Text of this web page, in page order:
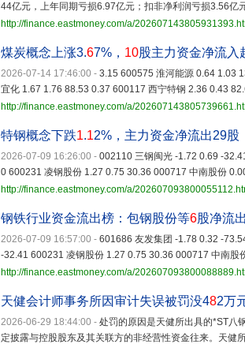
44亿元，上年同期亏损6.97亿元；扣非净利润亏损3.56亿
http://finance.eastmoney.com/a/
煤炭概念上涨3.67%， 10股主力资金净流入
2026-07-14 17:46:00 - 3.15 600575 淮河能源 0.64 1.03
宜化 1.67 1.76 88.53 0.37 600117 西宁特钢 2.36 0.43
http://finance.eastmoney.com/a/
特钢概念下跌1.12%，主力资金净流出29股
2026-07-09 16:26:00 - 002110 三钢闽光 -1.72 0.69 -
0 600231 凌钢股份 1.27 0.75 30.36 000717 中南股份
http://finance.eastmoney.com/a/
钢铁行业资金流出榜：包钢股份等6股净流
2026-07-09 16:57:00 - 601686 友发集团 -1.78 0.32 -
-32.41 600231 凌钢股份 1.27 0.75 30.36 000717 中南股
http://finance.eastmoney.com/a/
天健会计师事务所因审计失误被罚没482万
2026-06-29 18:44:00 - 处罚的原因是天健所出具的*ST八
定披露与控股股东及其关联方的非经营性资金往来。天